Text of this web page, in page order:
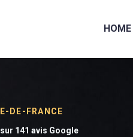
HOME
DE-FRANCE
141 avis Google